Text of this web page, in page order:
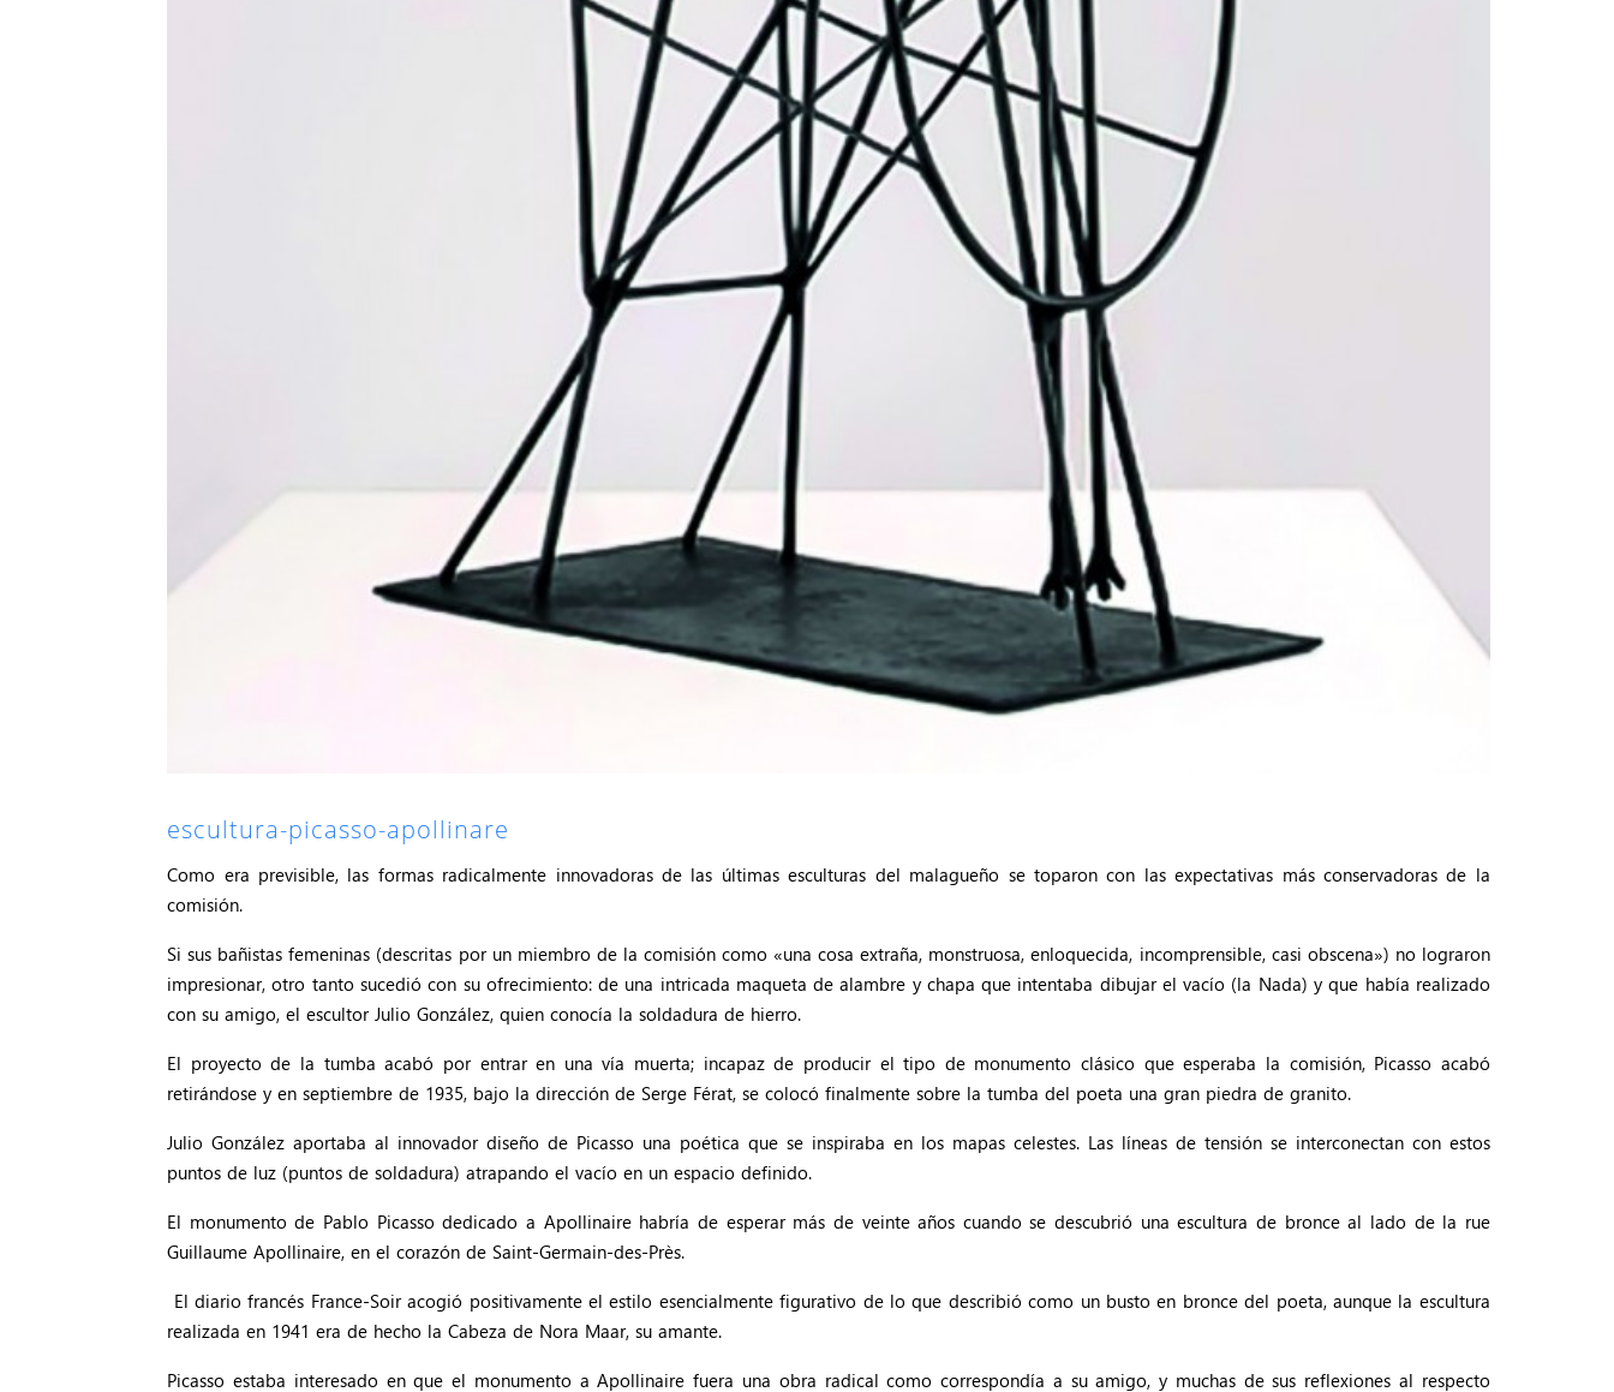
escultura-picasso-apollinare
Como era previsible, las formas radicalmente innovadoras de las últimas esculturas del malagueño se toparon con las expectativas más conservadoras de la
comisión.
Si sus bañistas femeninas (descritas por un miembro de la comisión como «una cosa extraña, monstruosa, enloquecida, incomprensible, casi obscena») no lograron
impresionar, otro tanto sucedió con su ofrecimiento: de una intricada maqueta de alambre y chapa que intentaba dibujar el vacío (la Nada) y que había realizado
con su amigo, el escultor Julio González, quien conocía la soldadura de hierro.
El proyecto de la tumba acabó por entrar en una vía muerta; incapaz de producir el tipo de monumento clásico que esperaba la comisión, Picasso acabó
retirándose y en septiembre de 1935, bajo la dirección de Serge Férat, se colocó finalmente sobre la tumba del poeta una gran piedra de granito.
Julio González aportaba al innovador diseño de Picasso una poética que se inspiraba en los mapas celestes. Las líneas de tensión se interconectan con estos
puntos de luz (puntos de soldadura) atrapando el vacío en un espacio definido.
El monumento de Pablo Picasso dedicado a Apollinaire habría de esperar más de veinte años cuando se descubrió una escultura de bronce al lado de la rue
Guillaume Apollinaire, en el corazón de Saint-Germain-des-Près.
El diario francés France-Soir acogió positivamente el estilo esencialmente figurativo de lo que describió como un busto en bronce del poeta, aunque la escultura
realizada en 1941 era de hecho la Cabeza de Nora Maar, su amante.
Picasso estaba interesado en que el monumento a Apollinaire fuera una obra radical como correspondía a su amigo, y muchas de sus reflexiones al respecto